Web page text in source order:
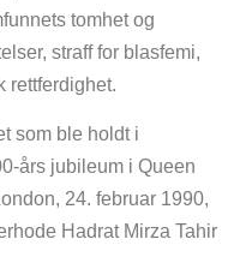
tomhet og
straff for blasfemi,
rettferdighet.
som ble holdt i
års jubileum i Queen
24. februar 1990,
Hadrat Mirza Tahir